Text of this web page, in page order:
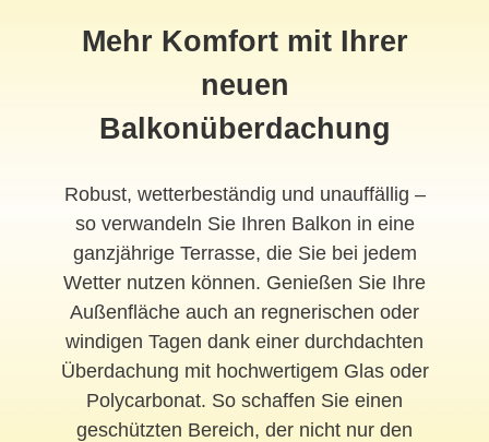
Mehr Komfort mit Ihrer
neuen
Balkonüberdachung
Robust, wetterbeständig und unauffällig –
so verwandeln Sie Ihren Balkon in eine
ganzjährige Terrasse, die Sie bei jedem
Wetter nutzen können. Genießen Sie Ihre
Außenfläche auch an regnerischen oder
windigen Tagen dank einer durchdachten
Überdachung mit hochwertigem Glas oder
Polycarbonat. So schaffen Sie einen
geschützten Bereich, der nicht nur den